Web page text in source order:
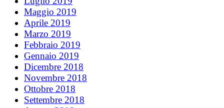
Maggio 2019
Aprile 2019
Marzo 2019
Febbraio 2019
Gennaio 2019
Dicembre 2018
Novembre 2018
Ottobre 2018
Settembre 2018